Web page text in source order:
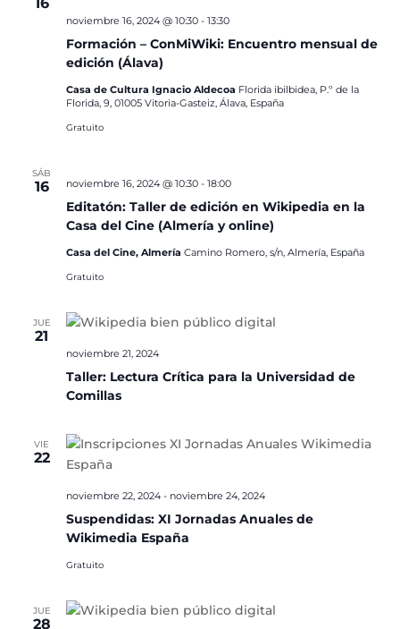
Formación – ConMiWiki: Encuentro mensual de
edición (Álava)
noviembre 16, 2024 @ 10:30- 13:30
Casa de Cultura Ignacio Aldecoa Florida ibilbidea, P.º de la
Florida, 9, 01005 Vitoria-Gasteiz, Álava, España
Gratuito
SÁB
16
Editatón: Taller de edición en Wikipedia en la
Casa del Cine (Almería y online)
noviembre 16, 2024 @ 10:30- 18:00
Casa del Cine, Almería Camino Romero, s/n, Almería, España
Gratuito
JUE
21
Taller: Lectura Crítica para la Universidad de
Comillas
noviembre 21, 2024
VIE
22
Suspendidas: XI Jornadas Anuales de
Wikimedia España
noviembre 22, 2024- noviembre 24, 2024
Gratuito
JUE
28